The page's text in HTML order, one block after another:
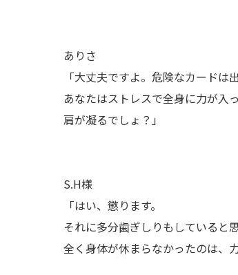
ありさ
「大丈夫ですよ。危険なカードは
あなたはストレスで全身に力が入
肩が凝るでしょ？」
S.H様
「はい、懲ります。
それに多分歯ぎしりもしていると思
全く身体が休まらなかったのは、